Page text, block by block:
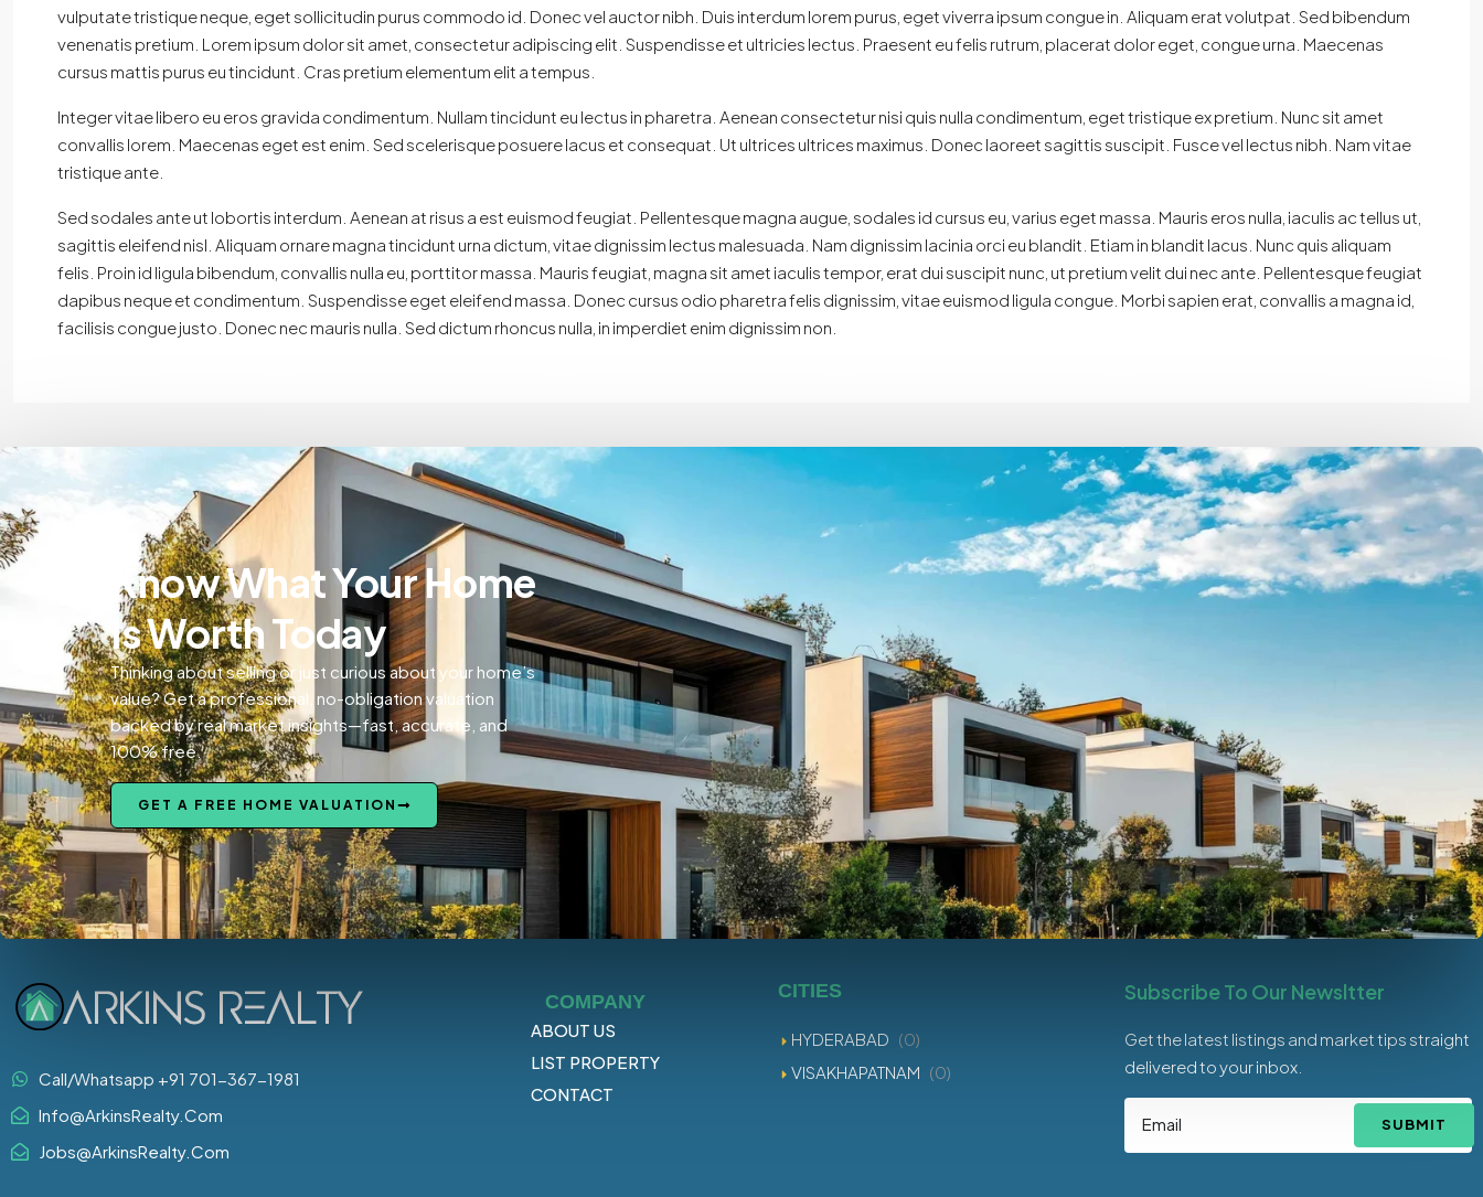
vulputate tristique neque, eget sollicitudin purus commodo id. Donec vel auctor nibh. Duis interdum lorem purus, eget viverra ipsum congue in. Aliquam erat volutpat. Sed bibendum
venenatis pretium. Lorem ipsum dolor sit amet, consectetur adipiscing elit. Suspendisse et ultricies lectus. Praesent eu felis rutrum, placerat dolor eget, congue urna. Maecenas
cursus mattis purus eu tincidunt. Cras pretium elementum elit a tempus.
Integer vitae libero eu eros gravida condimentum. Nullam tincidunt eu lectus in pharetra. Aenean consectetur nisi quis nulla condimentum, eget tristique ex pretium. Nunc sit amet
convallis lorem. Maecenas eget est enim. Sed scelerisque posuere lacus et consequat. Ut ultrices ultrices maximus. Donec laoreet sagittis suscipit. Fusce vel lectus nibh. Nam vitae
tristique ante.
Sed sodales ante ut lobortis interdum. Aenean at risus a est euismod feugiat. Pellentesque magna augue, sodales id cursus eu, varius eget massa. Mauris eros nulla, iaculis ac tellus ut,
sagittis eleifend nisl. Aliquam ornare magna tincidunt urna dictum, vitae dignissim lectus malesuada. Nam dignissim lacinia orci eu blandit. Etiam in blandit lacus. Nunc quis aliquam
felis. Proin id ligula bibendum, convallis nulla eu, porttitor massa. Mauris feugiat, magna sit amet iaculis tempor, erat dui suscipit nunc, ut pretium velit dui nec ante. Pellentesque feugiat
dapibus neque et condimentum. Suspendisse eget eleifend massa. Donec cursus odio pharetra felis dignissim, vitae euismod ligula congue. Morbi sapien erat, convallis a magna id,
facilisis congue justo. Donec nec mauris nulla. Sed dictum rhoncus nulla, in imperdiet enim dignissim non.
Know What Your Home
Is Worth Today
Thinking about selling or just curious about your home’s
value? Get a professional, no-obligation valuation
backed by real market insights—fast, accurate, and
100% free.
GET A FREE HOME VALUATION
Call/Whatsapp +91 701-367-1981
Info@ArkinsRealty.Com
Jobs@ArkinsRealty.Com
COMPANY
ABOUT US
LIST PROPERTY
CONTACT
CITIES
HYDERABAD (0)
VISAKHAPATNAM (0)
Subscribe To Our Newsltter
Get the latest listings and market tips straight
delivered to your inbox.
SUBMIT